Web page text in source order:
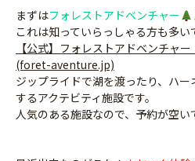
まずはフォレストアドベンチャー
これは知っていらっしゃる方も多い
【公式】フォレストアドベンチャ
(foret-aventure.jp)
ジップライドで湖を渡ったり、ハ
するアクテビティ施設です。
人気のある施設なので、予約が空い